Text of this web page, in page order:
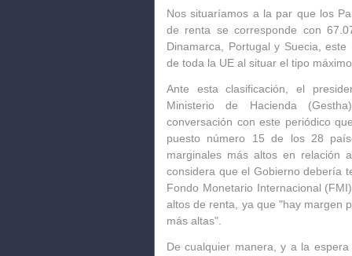
Nos situaríamos a la par que los
de renta se corresponde con
Dinamarca, Portugal y Suecia,
de toda la UE al situar el tipo
Ante esta clasificación, el
Ministerio de Hacienda
conversación con este periódico
puesto número 15 de los 28
marginales más altos en relación
considera que el Gobierno debería
Fondo Monetario Internacional
altos de renta, ya que "hay margen
más altas".
De cualquier manera, y a la